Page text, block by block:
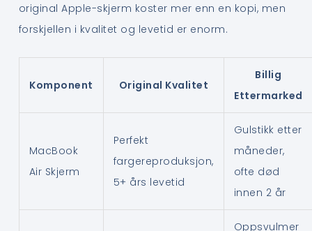
original Apple-skjerm koster mer enn en kopi, men
forskjellen i kvalitet og levetid er enorm.
Komponent Original Kvalitet
Billig
Ettermarked
MacBook
Air Skjerm
Perfekt
fargereproduksjon,
5+ års levetid
Gulstikk etter
måneder,
ofte død
innen 2 år
Oppsvulmer